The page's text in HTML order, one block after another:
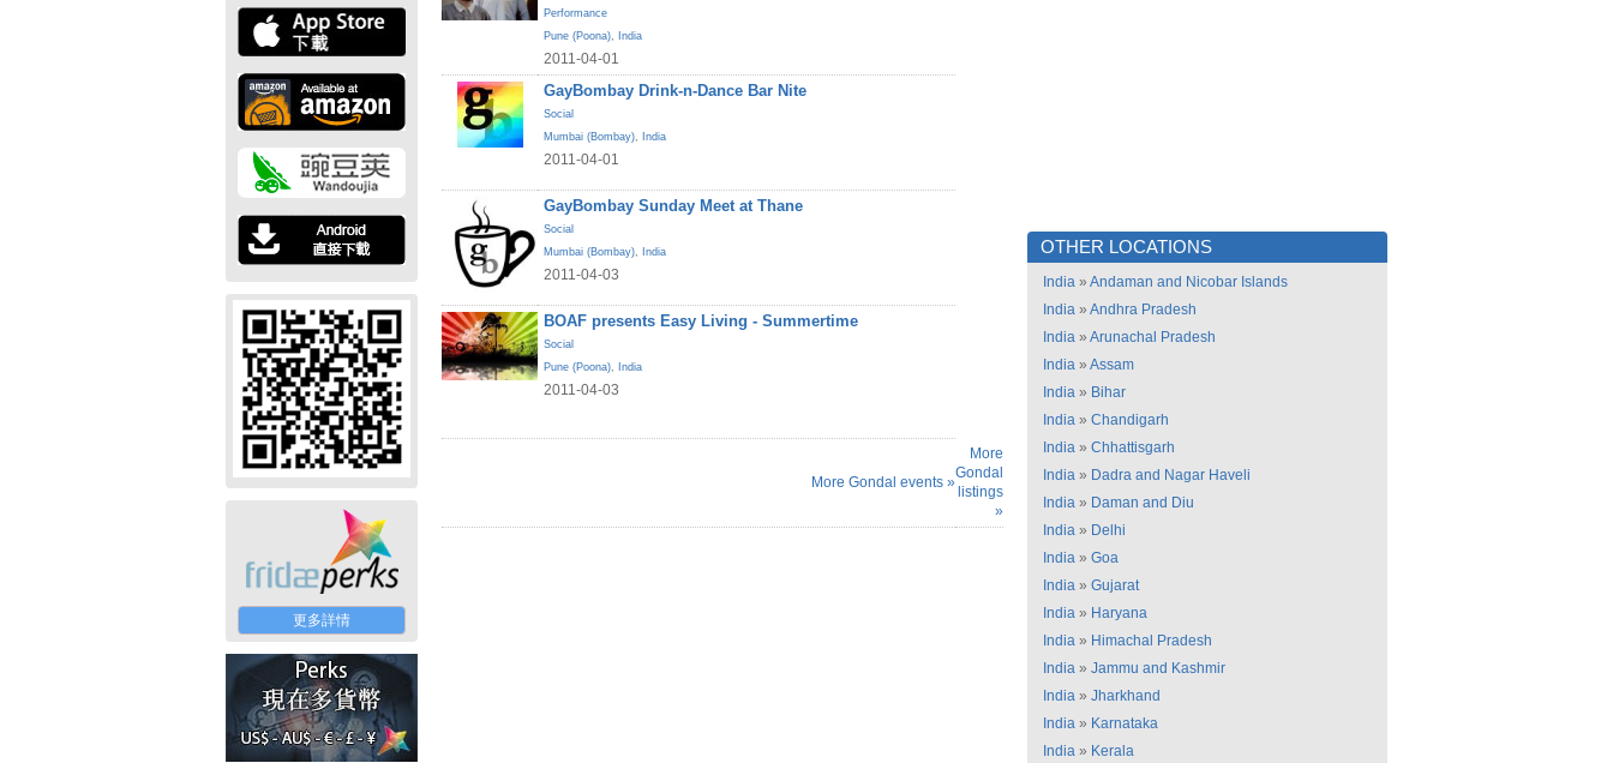
更多詳情
Performance
Pune (Poona), India
2011-04-01
GayBombay Drink-n-Dance Bar Nite
Social
Mumbai (Bombay), India
2011-04-01
GayBombay Sunday Meet at Thane
Social
Mumbai (Bombay), India
2011-04-03
BOAF presents Easy Living - Summertime
Social
Pune (Poona), India
2011-04-03
More Gondal events »
More
Gondal
listings
»
OTHER LOCATIONS
India » Andaman and Nicobar Islands
India » Andhra Pradesh
India » Arunachal Pradesh
India » Assam
India » Bihar
India » Chandigarh
India » Chhattisgarh
India » Dadra and Nagar Haveli
India » Daman and Diu
India » Delhi
India » Goa
India » Gujarat
India » Haryana
India » Himachal Pradesh
India » Jammu and Kashmir
India » Jharkhand
India » Karnataka
India » Kerala